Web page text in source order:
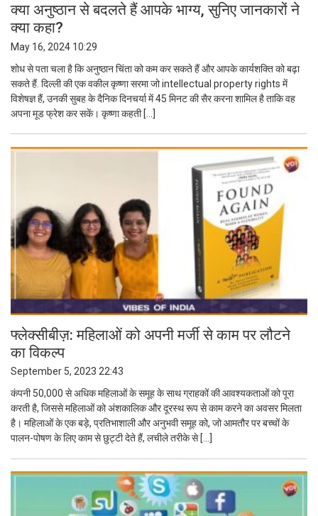
क्या अनुष्ठान से बदलते हैं आपके भाग्य, सुनिए जानकारों ने
क्या कहा?
May 16, 2024 10:29
शोध से पता चला है कि अनुष्ठान चिंता को कम कर सकते हैं और आपके कार्यशक्ति को बढ़ा
सकते हैं. दिल्ली की एक वकील कृष्णा सरमा जो intellectual property rights में
विशेषज्ञ हैं, उनकी सुबह के दैनिक दिनचर्या में 45 मिनट की सैर करना शामिल है ताकि वह
अपना मूड फ्रेश कर सकें। कृष्णा कहती […]
फ्लेक्सीबीज़: महिलाओं को अपनी मर्जी से काम पर लौटने
का विकल्प
September 5, 2023 22:43
कंपनी 50,000 से अधिक महिलाओं के समूह के साथ ग्राहकों की आवश्यकताओं को पूरा
करती है, जिससे महिलाओं को अंशकालिक और दूरस्थ रूप से काम करने का अवसर मिलता
है। महिलाओं के एक बड़े, प्रतिभाशाली और अनुभवी समूह को, जो आमतौर पर बच्चों के
पालन-पोषण के लिए काम से छुट्टी देते हैं, लचीले तरीके से […]